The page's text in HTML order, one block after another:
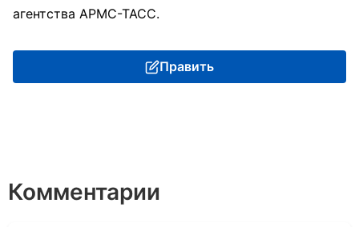
агентства АРМС-ТАСС.
Править
Комментарии